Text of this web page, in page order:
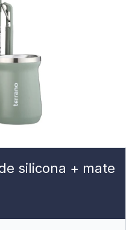
silicona + mate